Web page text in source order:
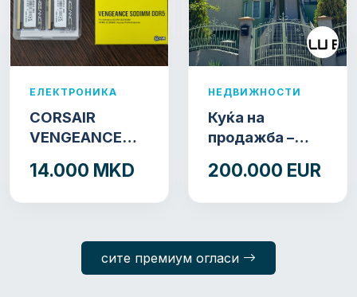
ЕЛЕКТРОНИКА
CORSAIR
VENGEANCE
32GB (2x16GB)
14.000 MKD
НЕДВИЖНОСТИ
Куќа на
продажба –
Куманово
200.000 EUR
сите премиум огласи